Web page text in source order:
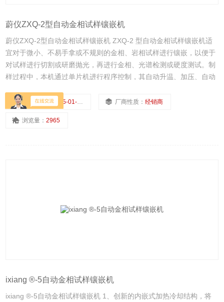
蔚仪ZXQ-2型自动金相试样镶嵌机
蔚仪ZXQ-2型自动金相试样镶嵌机 ZXQ-2 型自动金相试样镶嵌机适
宜对于微小、不易手拿或不规则的金相、岩相试样进行镶嵌，以便于
对试样进行切割或研磨抛光，再进行金相、光谱检测或硬度测试。制
样过程中，本机通过单片机进行程序控制，其自动升温、加压、自动
的效果，体现了本机更为人性化、操作简易、效率高超的*特点。
更新日期：2025-01-10 厂商性质：经销商
浏览量：2965
ixiang ®-5自动金相试样镶嵌机
ixiang ®-5自动金相试样镶嵌机 1、创新的内嵌式加热冷却结构，将